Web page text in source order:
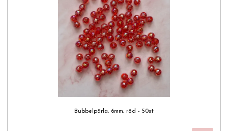
Bubbelpärla, 6mm, röd - 50st